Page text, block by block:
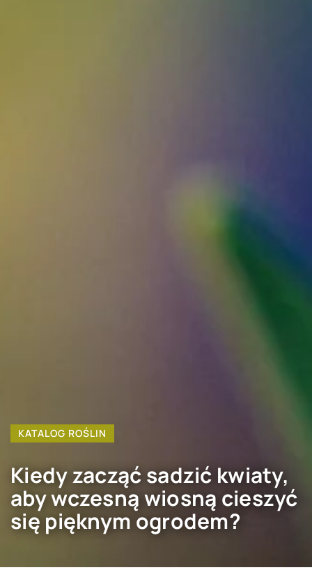
KATALOG ROŚLIN
Kiedy zacząć sadzić kwiaty,
aby wczesną wiosną cieszyć
siępięknym ogrodem?